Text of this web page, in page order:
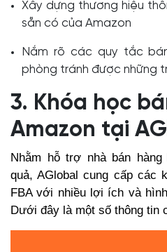
Xây dựng thương hiệu
sẵn có của Amazon
Nắm rõ các quy tắc
phòng tránh được những
3. Khóa học
Amazon tại
Nhằm hỗ trợ nhà bán hàng
quả, AGlobal cung cấp các
FBA với nhiều lợi ích và
Dưới đây là một số thông tin